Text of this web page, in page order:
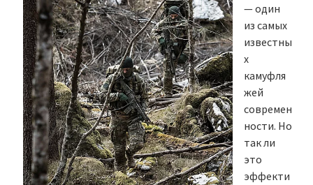
— один
из самых
известны
х
камуфля
жей
современ
ности. Но
так ли
это
эффекти